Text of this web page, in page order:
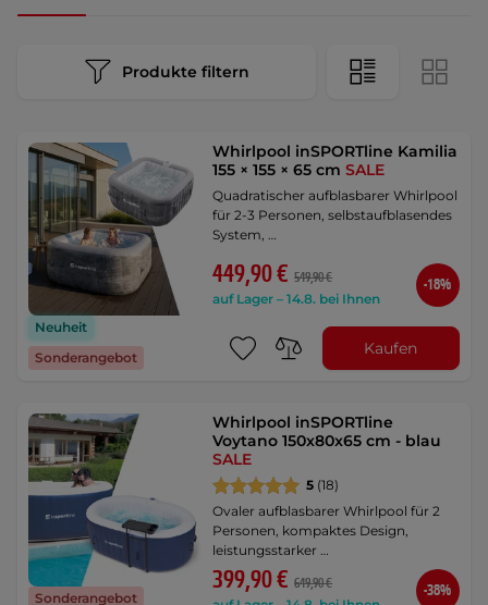
Produkte filtern
Neuheit
Sonderangebot
Whirlpool inSPORTline Kamilia
155 × 155 × 65 cmSALE
Quadratischer aufblasbarer Whirlpool
für 2-3 Personen, selbstaufblasendes
System, …
449,90 € 549,90 €
auf Lager – 14.8. bei Ihnen
-18%
Kaufen
Sonderangebot
Whirlpool inSPORTline
Voytano 150x80x65 cm - blau
SALE
5 (18)
Ovaler aufblasbarer Whirlpool für 2
Personen, kompaktes Design,
leistungsstarker …
399,90 € 649,90 €
-38%